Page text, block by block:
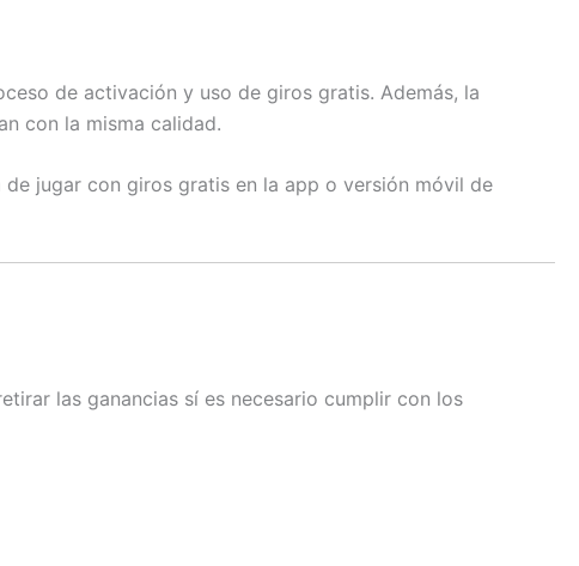
de activación y uso de giros gratis. Además, la
con la misma calidad.
jugar con giros gratis en la app o versión móvil de
las ganancias sí es necesario cumplir con los